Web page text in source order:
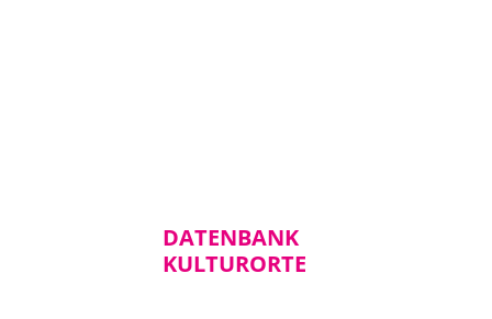
DATENBANK
KULTURORTE